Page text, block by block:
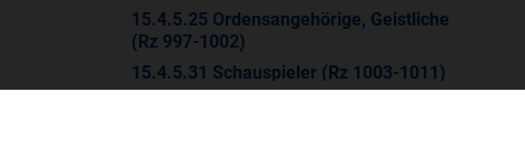
15.4.5.25 Ordensangehörige, Geistliche
(Rz 997-1002)
15.4.5.31 Schauspieler (Rz 1003-1011)